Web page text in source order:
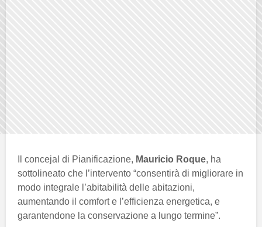
Il concejal di Pianificazione, Mauricio Roque, ha
sottolineato che l’intervento “consentirà di migliorare in
modo integrale l’abitabilità delle abitazioni,
aumentando il comfort e l’efficienza energetica, e
garantendone la conservazione a lungo termine”.